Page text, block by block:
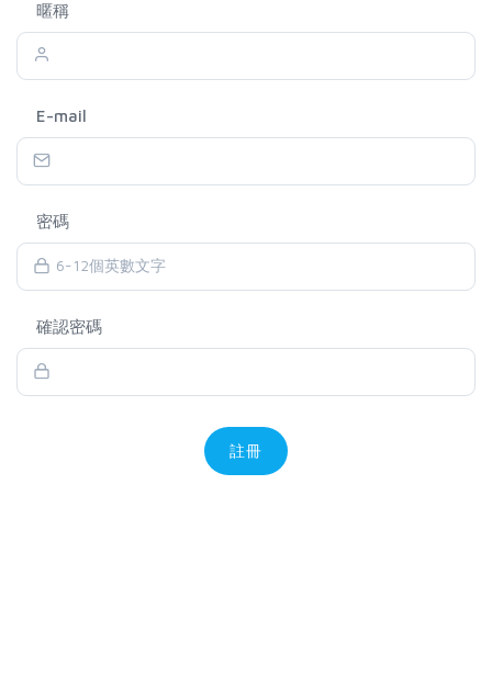
暱稱
E-mail
密碼
確認密碼
註冊